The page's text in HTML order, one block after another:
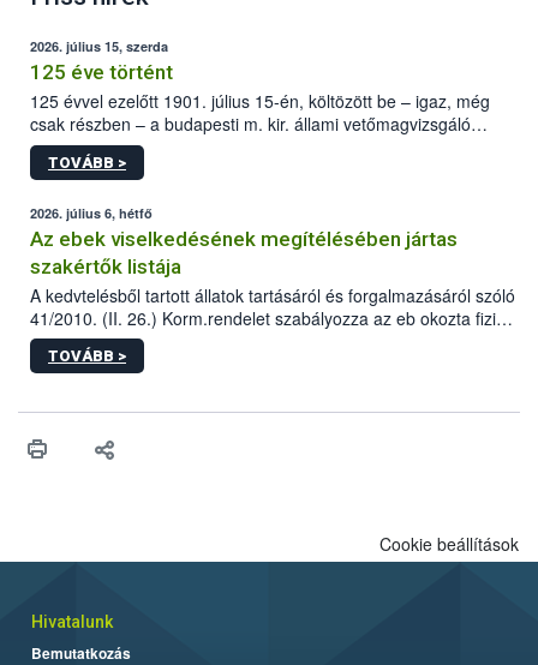
2026. július 15, szerda
125 éve történt
125 évvel ezelőtt 1901. július 15-én, költözött be – igaz, még
csak részben – a budapesti m. kir. állami vetőmagvizsgáló
állomás a Kis Rókus utca 15. szám alatti, Czigler Győző által
tervezett új épületébe.
TOVÁBB >
2026. július 6, hétfő
Az ebek viselkedésének megítélésében jártas
szakértők listája
A kedvtelésből tartott állatok tartásáról és forgalmazásáról szóló
41/2010. (II. 26.) Korm.rendelet szabályozza az eb okozta fizikai
sérülés, illetve ennek veszélye keletkezésekor felmerülő
hatósági feladatokat, valamint a veszélyes eb tartását és annak
vonni az ebek viselkedésének megítélésében jártas szakértőt.
TOVÁBB >
Cookie beállítások
Hivatalunk
Bemutatkozás